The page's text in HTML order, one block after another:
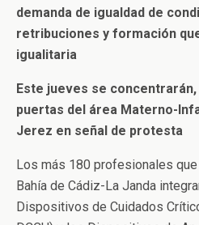
demanda de igualdad de
retribuciones y formación
igualitaria
Este jueves se concentrarán,
puertas del área Materno-
Jerez en señal de protesta
Los más 180 profesionales
Bahía de Cádiz-La Janda
Dispositivos de Cuidados